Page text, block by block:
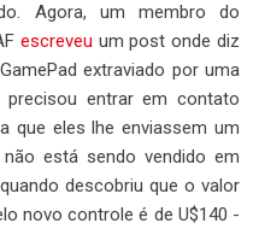
Agora, um membro do
escreveu um post onde diz
extraviado por uma
entrar em contato
que eles lhe enviassem um
está sendo vendido em
descobriu que o valor
novo controle é de U$140 -